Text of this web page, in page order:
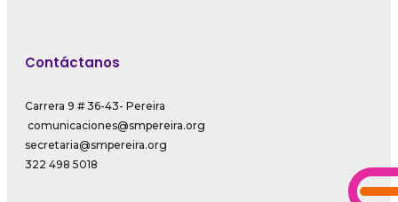
Contáctanos
Carrera 9 # 36-43- Pereira
comunicaciones@smpereira.org
secretaria@smpereira.org
322 498 5018